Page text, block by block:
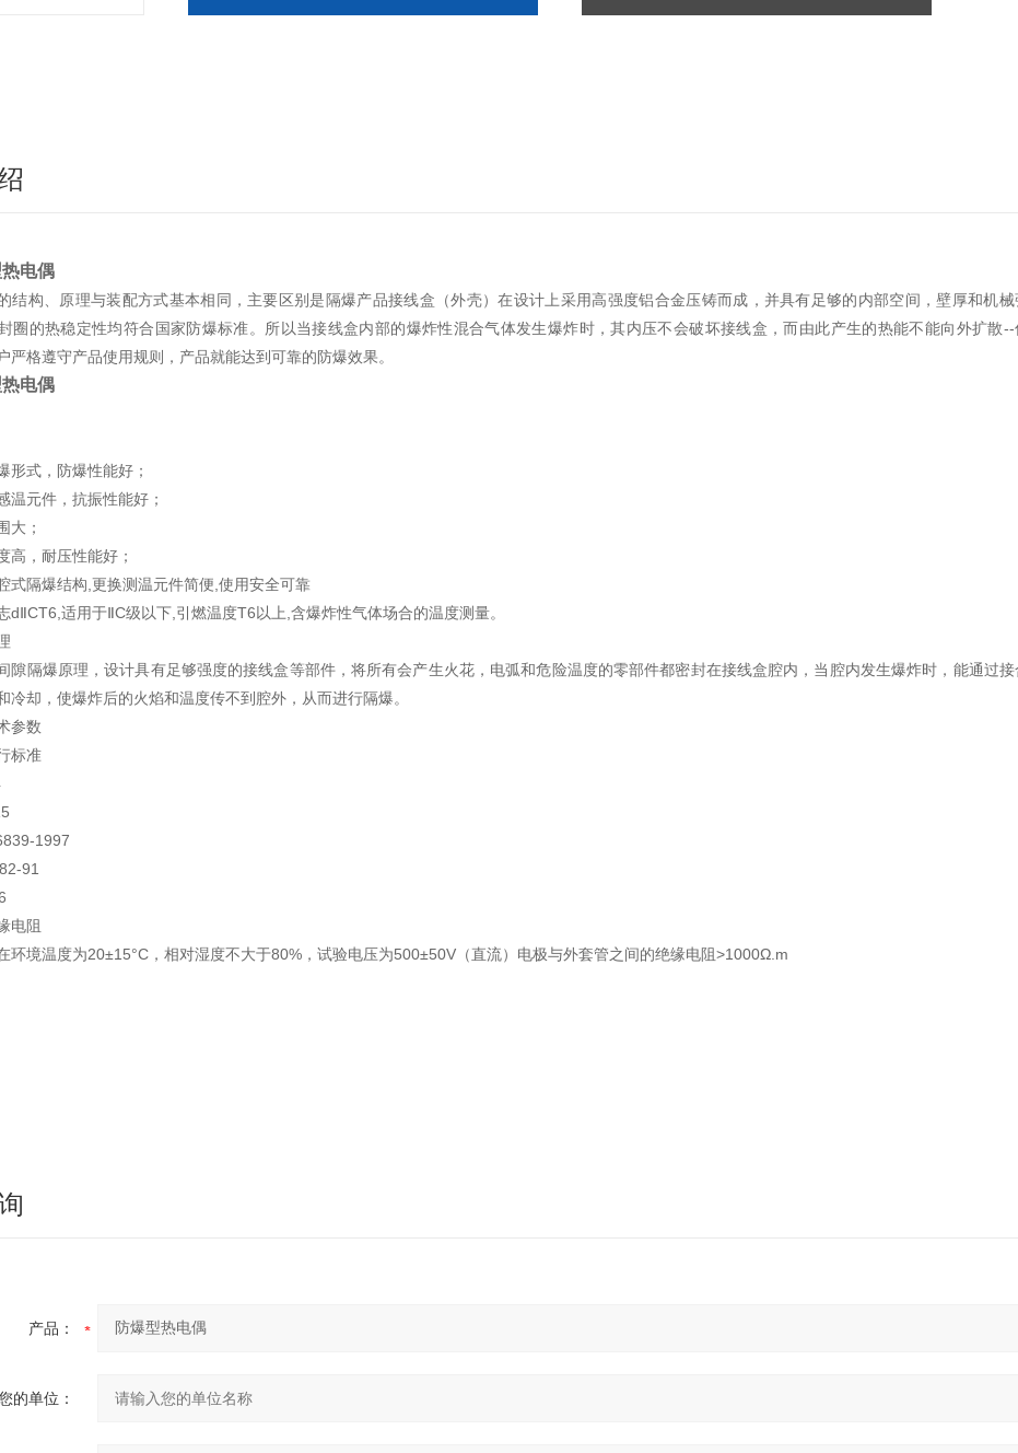
电偶
结构、原理与装配方式基本相同，主要区别是隔爆产品接线盒（外壳）在设计上采用高强度铝合金压铸而成，并具有足够的内部空间，壁厚和机械
圈的热稳定性均符合国家防爆标准。所以当接线盒内部的爆炸性混合气体发生爆炸时，其内压不会破坏接线盒，而由此产生的热能不能向外扩散--
严格遵守产品使用规则，产品就能达到可靠的防爆效果。
电偶
形式，防爆性能好；
温元件，抗振性能好；
大；
高，耐压性能好；
式隔爆结构,更换测温元件简便,使用安全可靠
dⅡCT6,适用于ⅡC级以下,引燃温度T6以上,含爆炸性气体场合的温度测量。
隙隔爆原理，设计具有足够强度的接线盒等部件，将所有会产生火花，电弧和危险温度的零部件都密封在接线盒腔内，当腔内发生爆炸时，能通过接
冷却，使爆炸后的火焰和温度传不到腔外，从而进行隔爆。
参数
标准
1997
91
电阻
环境温度为20±15°C，相对湿度不大于80%，试验电压为500±50V（直流）电极与外套管之间的绝缘电阻>1000Ω.m
产品：
的单位：